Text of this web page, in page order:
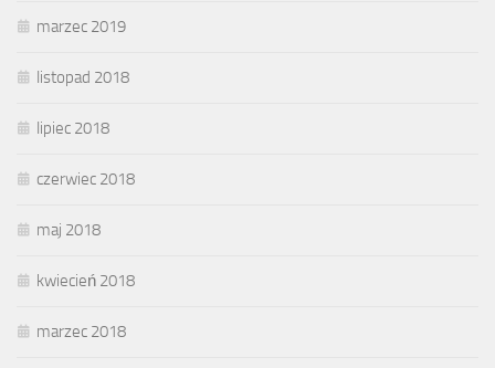
marzec 2019
listopad 2018
lipiec 2018
czerwiec 2018
maj 2018
kwiecień 2018
marzec 2018